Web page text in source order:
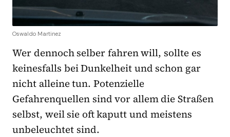
Oswaldo Martinez
Wer dennoch selber fahren will, sollte es
keinesfalls bei Dunkelheit und schon gar
nicht alleine tun. Potenzielle
Gefahrenquellen sind vor allem die Straßen
selbst, weil sie oft kaputt und meistens
unbeleuchtet sind.